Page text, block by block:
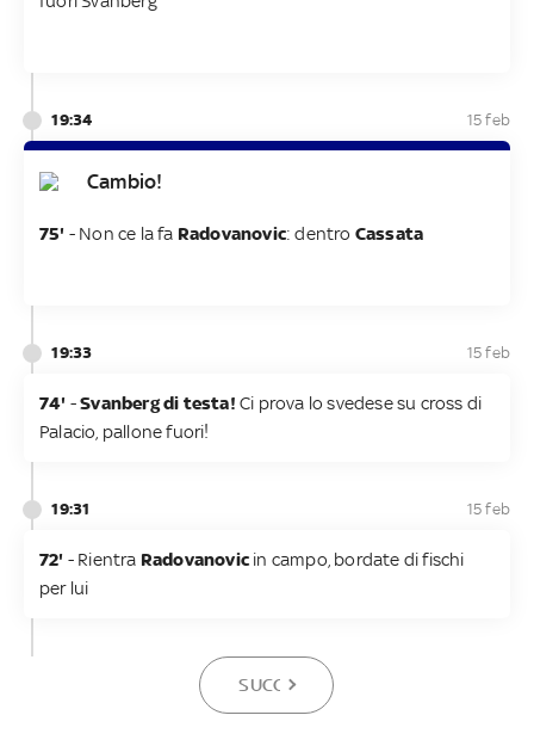
19:34 15 feb
Cambio!
75' - Non ce la fa Radovanovic: dentro Cassata
19:33 15 feb
74' -Svanberg di testa!Ci prova lo svedese su cross di
Palacio, pallone fuori!
19:31 15 feb
72' - Rientra Radovanovic in campo, bordate di fischi
per lui
SUCCESSIVA